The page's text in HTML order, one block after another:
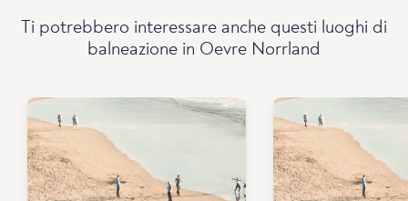
Ti potrebbero interessare anche questi luoghi di
balneazione in Oevre Norrland